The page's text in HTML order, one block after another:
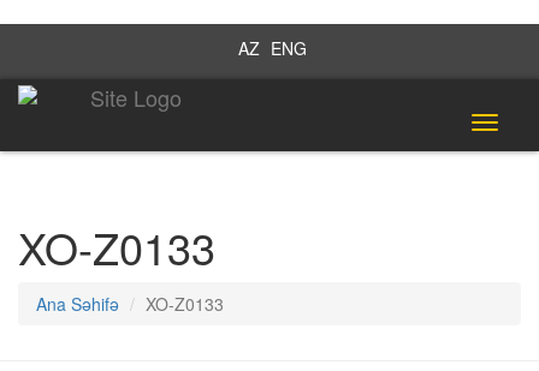
AZ ENG
Toggle
XO-Z0133
Ana Səhifə XO-Z0133